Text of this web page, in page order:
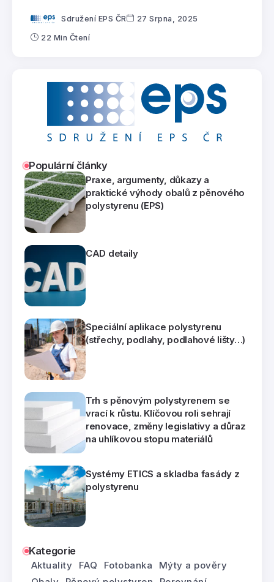
Sdružení EPS ČR 27 Srpna, 2025
22 Min Čtení
Populární články
Praxe, argumenty, důkazy a
praktické výhody obalů z pěnového
polystyrenu (EPS)
CAD detaily
Speciální aplikace polystyrenu
(střechy, podlahy, podlahové lišty…)
Trh s pěnovým polystyrenem se
vrací k růstu. Klíčovou roli sehrají
renovace, změny legislativy a důraz
na uhlíkovou stopu materiálů
Systémy ETICS a skladba fasády z
polystyrenu
Kategorie
Aktuality FAQ Fotobanka
Mýty a pověry